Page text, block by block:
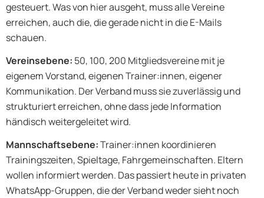
gesteuert. Was von hier ausgeht, muss alle Vereine
erreichen, auch die, die gerade nicht in die E-Mails
schauen.
Vereinsebene: 50, 100, 200 Mitgliedsvereine mit je
eigenem Vorstand, eigenen Trainer:innen, eigener
Kommunikation. Der Verband muss sie zuverlässig und
strukturiert erreichen, ohne dass jede Information
händisch weitergeleitet wird.
Mannschaftsebene:Trainer:innen koordinieren
Trainingszeiten, Spieltage, Fahrgemeinschaften. Eltern
wollen informiert werden. Das passiert heute in privaten
WhatsApp-Gruppen, die der Verband weder sieht noch